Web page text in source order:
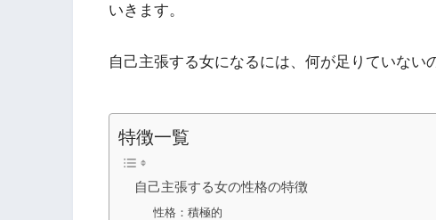
いきます。
自己主張する女になるには、何が足りていない
特徴一覧
自己主張する女の性格の特徴
性格：積極的